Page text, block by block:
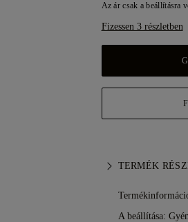
Az ár csak a beállításra
Fizessen 3 részletben
TERMÉK
A beállítása: